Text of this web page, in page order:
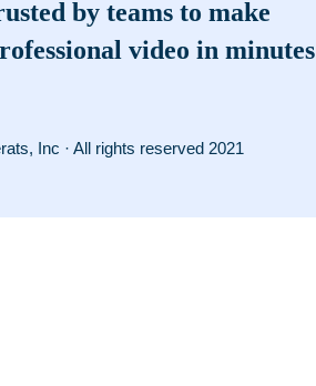
by teams to make
video in minutes
Inc · All rights reserved 2021